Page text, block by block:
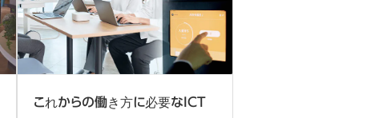
これからの働き⽅に必要なICT